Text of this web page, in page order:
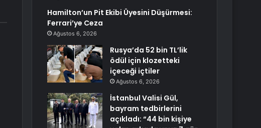
Hamilton’un Pit Ekibi Üyesini Düşürmesi:
Ferrari’ye Ceza
Ağustos 6, 2026
Rusya’da 52 bin TL’lik
ödül için klozetteki
içeceği içtiler
Ağustos 6, 2026
İstanbul Valisi Gül,
bayram tedbirlerini
açıkladı: “44 bin kişiye